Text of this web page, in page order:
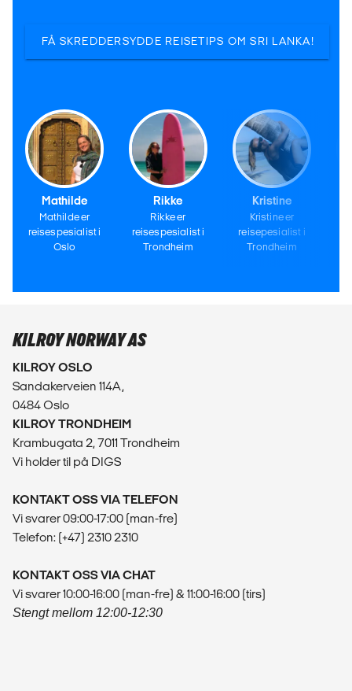
FÅ SKREDDERSYDDE REISETIPS OM SRI LANKA!
Mathilde
Mathilde er
reisespesialist i
Oslo
Rikke
Rikke er
reisespesialist i
Trondheim
Kristine
Kristine er
reisepesialist i
Trondheim
KILROY NORWAY AS
KILROY OSLO
Sandakerveien 114A,
0484 Oslo
KILROY TRONDHEIM
Krambugata 2, 7011 Trondheim
Vi holder til på DIGS
KONTAKT OSS VIA TELEFON
Vi svarer 09:00-17:00 (man-fre)
Telefon: (+47) 2310 2310
KONTAKT OSS VIA CHAT
Vi svarer 10:00-16:00 (man-fre) & 11:00-16:00 (tirs)
Stengt mellom 12:00-12:30